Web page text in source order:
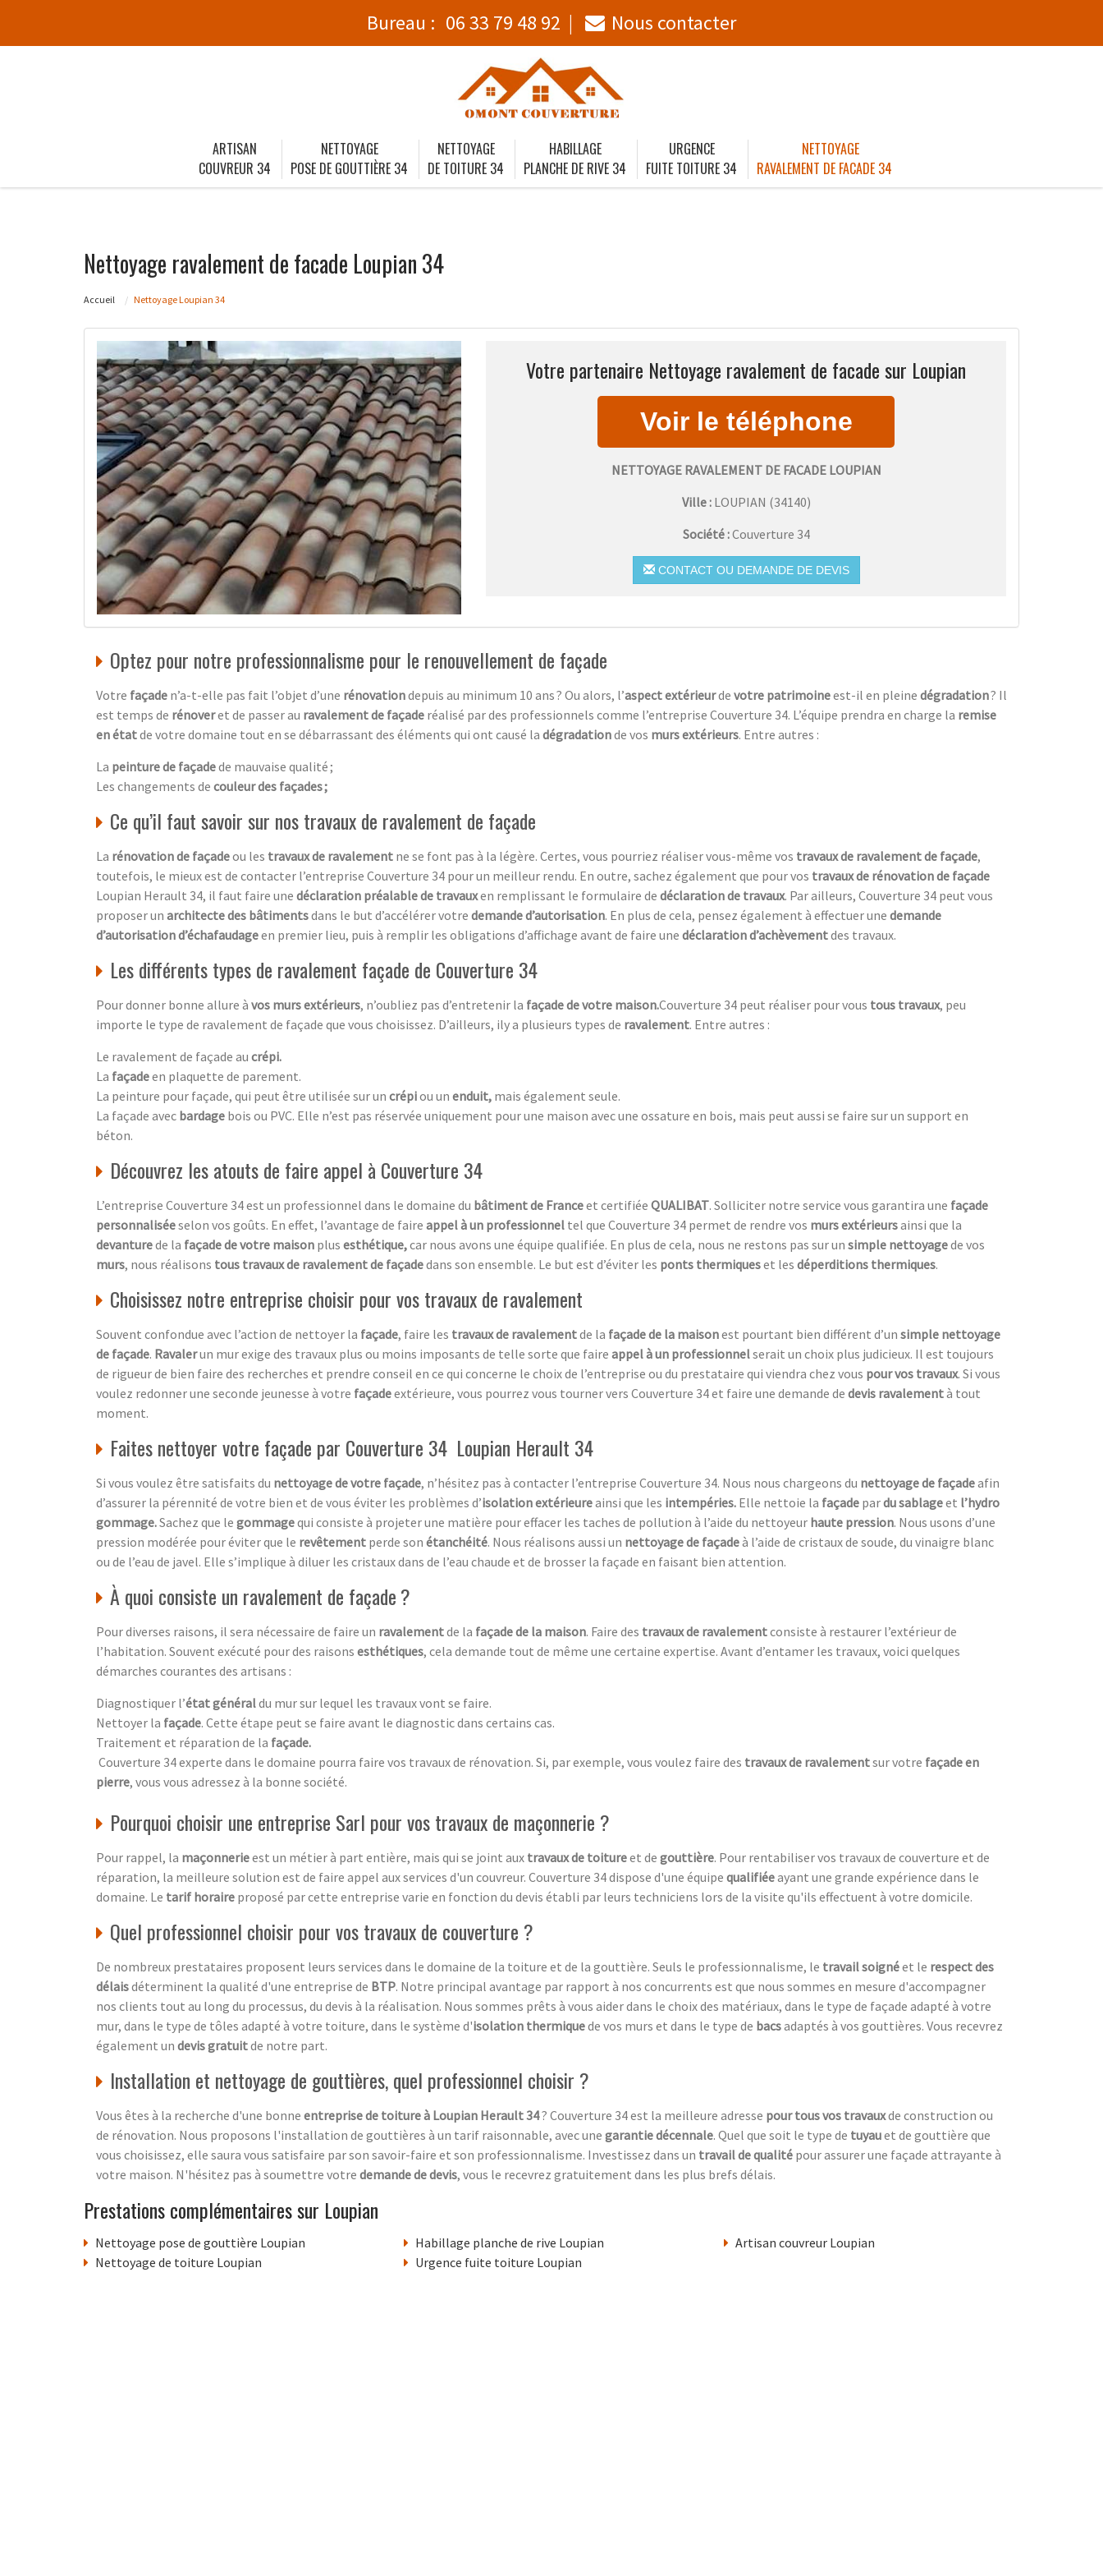
Bureau : 06 33 79 48 92 Nous contacter
ARTISAN
COUVREUR 34
NETTOYAGE
POSE DE GOUTTIÈRE 34
NETTOYAGE
DE TOITURE 34
HABILLAGE
PLANCHE DE RIVE 34
URGENCE
FUITE TOITURE 34
NETTOYAGE
RAVALEMENT DE FACADE 34
Nettoyage ravalement de facade Loupian 34
Accueil Nettoyage Loupian 34
Votre partenaire Nettoyage ravalement de facade sur Loupian
NETTOYAGE RAVALEMENT DE FACADE LOUPIAN
Ville : LOUPIAN (34140)
Société :Couverture 34
CONTACT OU DEMANDE DE DEVIS
Optez pour notre professionnalisme pour le renouvellement de façade
Votre façade n’a-t-elle pas fait l’objet d’une rénovationdepuis au minimum 10 ans ? Ou alors, l’aspect extérieurde votre patrimoineest-il en pleine dégradation? Il
est temps de rénoveret de passer au ravalement de façade réalisé par des professionnels comme l’entreprise Couverture 34. L’équipe prendra en charge la remise
en étatde votre domaine tout en se débarrassant des éléments qui ont causé la dégradationde vos murs extérieurs. Entre autres :
La peinture de façadede mauvaise qualité ;
Les changements de couleur des façades ;
Ce qu’il faut savoir sur nos travaux de ravalement de façade
La rénovation de façadeou les travaux de ravalement ne se font pas à la légère. Certes, vous pourriez réaliser vous-même vos travaux de ravalement de façade,
toutefois, le mieux est de contacter l’entreprise Couverture 34 pour un meilleur rendu. En outre, sachez également que pour vos travaux de rénovation de façade
Loupian Herault 34, il faut faire une déclaration préalable de travauxen remplissant le formulaire de déclaration de travaux. Par ailleurs, Couverture 34 peut vous
proposer un architecte des bâtimentsdans le but d’accélérer votre demande d’autorisation. En plus de cela, pensez également à effectuer une demande
d’autorisation d’échafaudageen premier lieu, puis à remplir les obligations d’affichage avant de faire une déclaration d’achèvementdes travaux.
Les différents types de ravalement façade de Couverture 34
Pour donner bonne allure à vos murs extérieurs, n’oubliez pas d’entretenir la façade de votre maison.Couverture 34 peut réaliser pour vous tous travaux, peu
importe le type de ravalement de façade que vous choisissez. D’ailleurs, ily a plusieurs types de ravalement. Entre autres :
Le ravalement de façade au crépi.
La façadeen plaquette de parement.
La peinture pour façade, qui peut être utilisée sur un crépiou un enduit, mais également seule.
La façade avec bardage bois ou PVC. Elle n’est pas réservée uniquement pour une maison avec une ossature en bois, mais peut aussi se faire sur un support en
béton.
Découvrez les atouts de faire appel à Couverture 34
L’entreprise Couverture 34 est un professionnel dans le domaine du bâtiment de Franceet certifiée QUALIBAT. Solliciter notre service vous garantira une façade
personnaliséeselon vos goûts. En effet, l’avantage de faire appel à un professionnel tel que Couverture 34 permet de rendre vos murs extérieursainsi que la
devanturede la façade de votre maison plus esthétique,car nous avons une équipe qualifiée. En plus de cela, nous ne restons pas sur un simple nettoyagede vos
murs, nous réalisons tous travaux de ravalement de façadedans son ensemble. Le but est d’éviter les ponts thermiqueset les déperditions thermiques.
Choisissez notre entreprise choisir pour vos travaux de ravalement
Souvent confondue avec l’action de nettoyer la façade, faire les travaux de ravalementde la façade de la maisonest pourtant bien différent d’un simple nettoyage
de façade. Ravalerun mur exige des travaux plus ou moins imposants de telle sorte que faire appel à un professionnelserait un choix plus judicieux. Il est toujours
de rigueur de bien faire des recherches et prendre conseil en ce qui concerne le choix de l’entreprise ou du prestataire qui viendra chez vous pour vos travaux. Si vous
voulez redonner une seconde jeunesse à votre façadeextérieure, vous pourrez vous tourner vers Couverture 34 et faire une demande de devis ravalementà tout
moment.
Faites nettoyer votre façade par Couverture 34 Loupian Herault 34
Si vous voulez être satisfaits du nettoyage de votre façade, n’hésitez pas à contacter l’entreprise Couverture 34. Nous nous chargeons du nettoyage de façadeafin
d’assurer la pérennité de votre bien et de vous éviter les problèmes d’isolation extérieureainsi que les intempéries. Elle nettoie la façade pardu sablageet l’hydro
gommage.Sachez que le gommagequi consiste à projeter une matière pour effacer les taches de pollution à l’aide du nettoyeur haute pression. Nous usons d’une
pression modérée pour éviter que le revêtement perde son étanchéité. Nous réalisons aussi un nettoyage de façadeà l’aide de cristaux de soude, du vinaigre blanc
ou de l’eau de javel. Elle s’implique à diluer les cristaux dans de l’eau chaude et de brosser la façade en faisant bien attention.
À quoi consiste un ravalement de façade ?
Pour diverses raisons, il sera nécessaire de faire un ravalementde la façade de la maison. Faire des travaux de ravalementconsiste à restaurer l’extérieur de
l’habitation. Souvent exécuté pour des raisons esthétiques, cela demande tout de même une certaine expertise. Avant d’entamer les travaux, voici quelques
démarches courantes des artisans :
Diagnostiquer l’état généraldu mur sur lequel les travaux vont se faire.
Nettoyer la façade. Cette étape peut se faire avant le diagnostic dans certains cas.
Traitement et réparation de la façade.
Couverture 34 experte dans le domaine pourra faire vos travaux de rénovation. Si, par exemple, vous voulez faire des travaux de ravalementsur votre façade en
pierre, vous vous adressez à la bonne société.
Pourquoi choisir une entreprise Sarl pour vos travaux de maçonnerie ?
Pour rappel, la maçonnerieest un métier à part entière, mais qui se joint aux travaux de toitureet de gouttière. Pour rentabiliser vos travaux de couverture et de
réparation, la meilleure solution est de faire appel aux services d'un couvreur. Couverture 34 dispose d'une équipe qualifiéeayant une grande expérience dans le
domaine. Le tarif horaire proposé par cette entreprise varie en fonction du devis établi par leurs techniciens lors de la visite qu'ils effectuent à votre domicile.
Quel professionnel choisir pour vos travaux de couverture ?
De nombreux prestataires proposent leurs services dans le domaine de la toiture et de la gouttière. Seuls le professionnalisme, le travail soignéet le respect des
délaisdéterminent la qualité d'une entreprise de BTP. Notre principal avantage par rapport à nos concurrents est que nous sommes en mesure d'accompagner
nos clients tout au long du processus, du devis à la réalisation. Nous sommes prêts à vous aider dans le choix des matériaux, dans le type de façade adapté à votre
mur, dans le type de tôles adapté à votre toiture, dans le système d'isolation thermiquede vos murs et dans le type de bacsadaptés à vos gouttières. Vous recevrez
également un devis gratuitde notre part.
Installation et nettoyage de gouttières, quel professionnel choisir ?
Vous êtes à la recherche d'une bonne entreprise de toiture à Loupian Herault 34? Couverture 34 est la meilleure adresse pour tous vos travauxde construction ou
de rénovation. Nous proposons l'installation de gouttières à un tarif raisonnable, avec une garantie décennale. Quel que soit le type de tuyauet de gouttière que
vous choisissez, elle saura vous satisfaire par son savoir-faire et son professionnalisme. Investissez dans un travail de qualité pour assurer une façade attrayante à
votre maison. N'hésitez pas à soumettre votre demande de devis, vous le recevrez gratuitement dans les plus brefs délais.
Prestations complémentaires sur Loupian
Nettoyage pose de gouttière Loupian
Nettoyage de toiture Loupian
Habillage planche de rive Loupian
Urgence fuite toiture Loupian
Artisan couvreur Loupian